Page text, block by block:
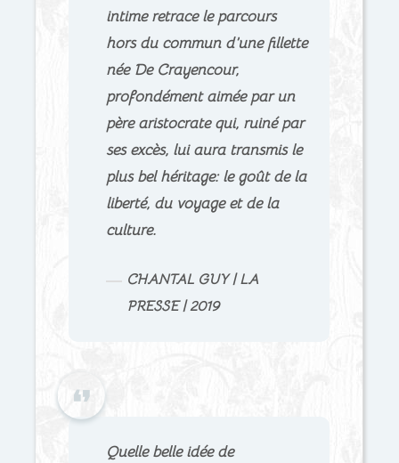
intime retrace le parcours
hors du commun d’une fillette
née De Crayencour,
profondément aimée par un
père aristocrate qui, ruiné par
ses excès, lui aura transmis le
plus bel héritage: le goût de la
liberté, du voyage et de la
culture.
CHANTAL GUY | LA
PRESSE | 2019
Quelle belle idée de